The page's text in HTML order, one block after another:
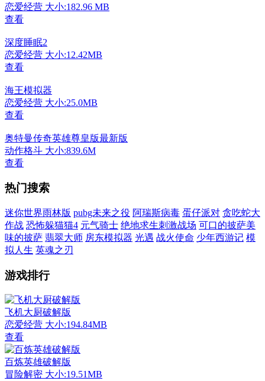
恋爱经营 大小:182.96 MB
查看
深度睡眠2
恋爱经营 大小:12.42MB
查看
海王模拟器
恋爱经营 大小:25.0MB
查看
奥特曼传奇英雄尊皇版最新版
动作格斗 大小:839.6M
查看
热门搜索
迷你世界雨林版 pubg未来之役 阿瑞斯病毒 蛋仔派对 贪吃蛇大
作战 恐怖躲猫猫4 元气骑士 绝地求生刺激战场 可口的披萨美
味的披萨 翡翠大师 房东模拟器 光遇 战火使命 少年西游记 模
拟人生 英魂之刃
游戏排行
飞机大厨破解版
恋爱经营 大小:194.84MB
查看
百炼英雄破解版
冒险解密 大小:19.51MB